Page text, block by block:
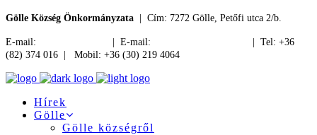
Gölle Község Önkormányzata | Cím: 7272 Gölle, Petőfi utca 2/b.
E-mail: | E-mail:
| Tel: +36
(82) 374 016 | Mobil: +36 (30) 219 4064
Hírek
Gölle
Gölle községről